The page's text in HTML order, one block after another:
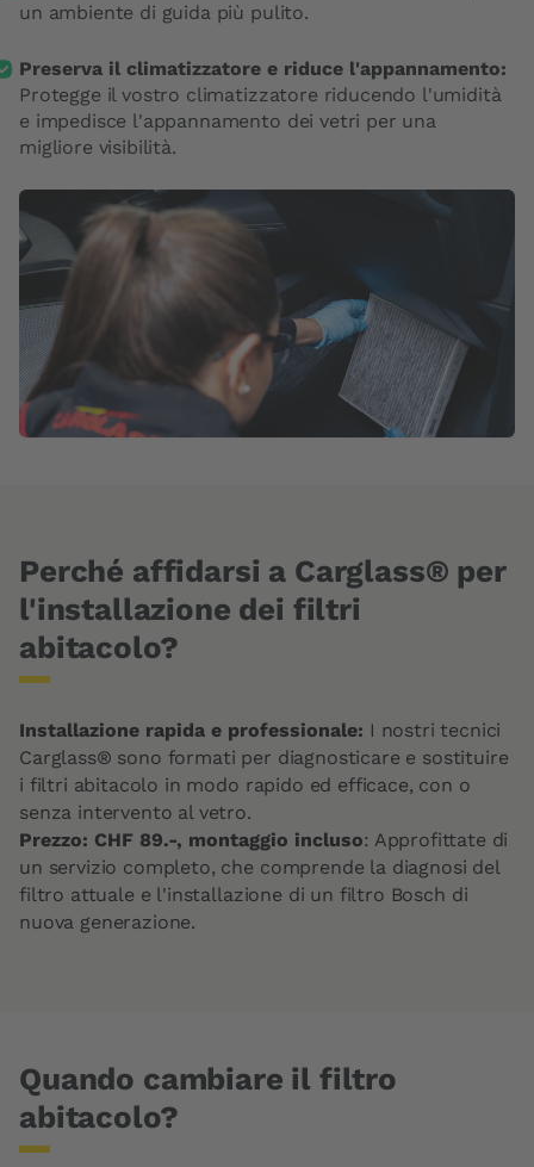
un ambiente di guida più pulito.
Preserva il climatizzatore e riduce l'appannamento:
Protegge il vostro climatizzatore riducendo l'umidità
e impedisce l'appannamento dei vetri per una
migliore visibilità.
Perché affidarsi a Carglass® per
l'installazione dei filtri
abitacolo?
Installazione rapida e professionale: I nostri tecnici
Carglass® sono formati per diagnosticare e sostituire
i filtri abitacolo in modo rapido ed efficace, con o
senza intervento al vetro.
Prezzo: CHF 89.-, montaggio incluso: Approfittate di
un servizio completo, che comprende la diagnosi del
filtro attuale e l'installazione di un filtro Bosch di
nuova generazione.
Quando cambiare il filtro
abitacolo?